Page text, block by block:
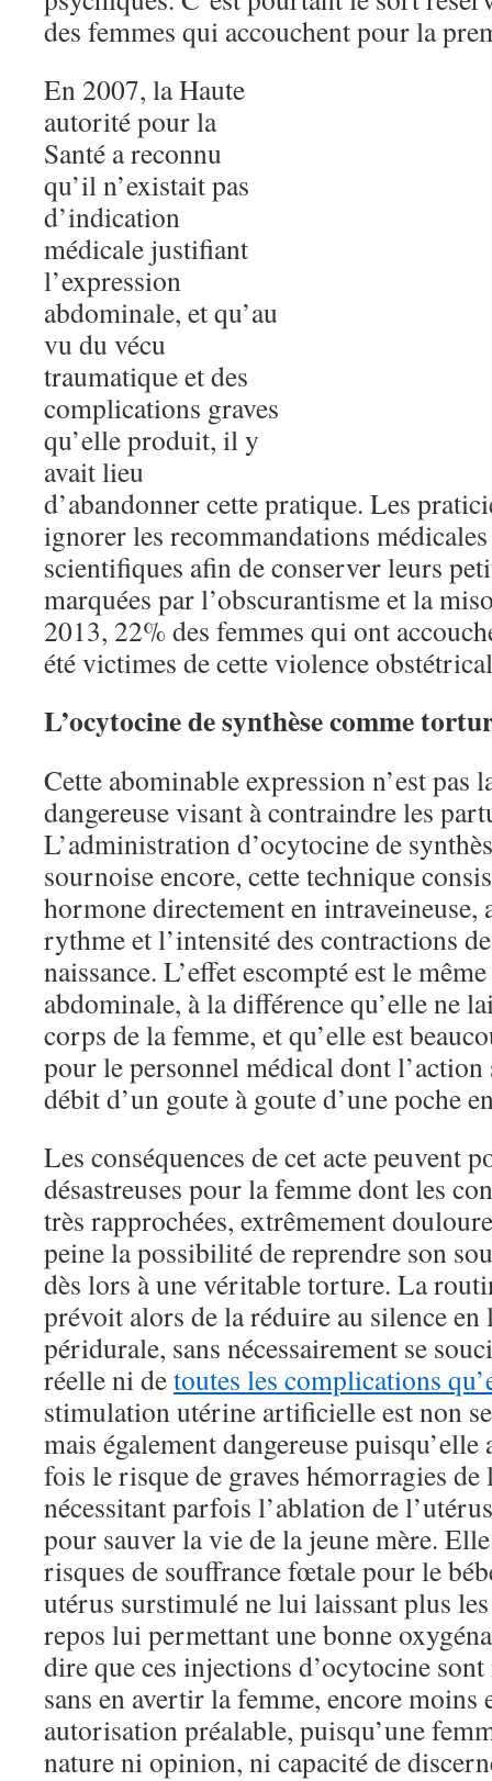
des femmes qui accouchent pour la
En 2007, la Haute
autorité pour la
Santé a reconnu
qu’il n’existait pas
d’indication
médicale justifiant
l’expression
abdominale, et qu’au
vu du vécu
traumatique et des
complications graves
qu’elle produit, il y
avait lieu
d’abandonner cette pratique. Les
ignorer les recommandations
scientifiques afin de conserver leurs
marquées par l’obscurantisme et la
2013, 22% des femmes qui ont
été victimes de cette violence
L’ocytocine de synthèse comme
Cette abominable expression n’est pas
dangereuse visant à contraindre les
L’administration d’ocytocine de
sournoise encore, cette technique
hormone directement en intraveineuse,
rythme et l’intensité des contractions
naissance. L’effet escompté est le
abdominale, à la différence qu’elle ne
corps de la femme, et qu’elle est
pour le personnel médical dont
débit d’un goute à goute d’une poche
Les conséquences de cet acte peuvent
désastreuses pour la femme dont les
très rapprochées, extrêmement
peine la possibilité de reprendre son
dès lors à une véritable torture. La
prévoit alors de la réduire au silence
péridurale, sans nécessairement se
réelle ni detoutes les complications
stimulation utérine artificielle est non
mais également dangereuse
fois le risque de graves hémorragies de
nécessitant parfois l’ablation de
pour sauver la vie de la jeune mère.
risques de souffrance fœtale pour le
utérus surstimulé ne lui laissant plus
repos lui permettant une bonne
dire que ces injections d’ocytocine
sans en avertir la femme, encore moins
autorisation préalable, puisqu’une
nature ni opinion, ni capacité de